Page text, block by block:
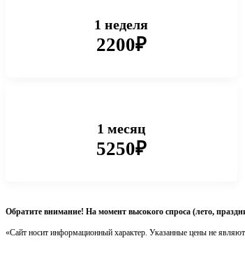
1 неделя
2200₽
1 месяц
5250₽
Обратите внимание! На момент высокого спроса (лето,
«Сайт носит информационный характер. Указанные цены не